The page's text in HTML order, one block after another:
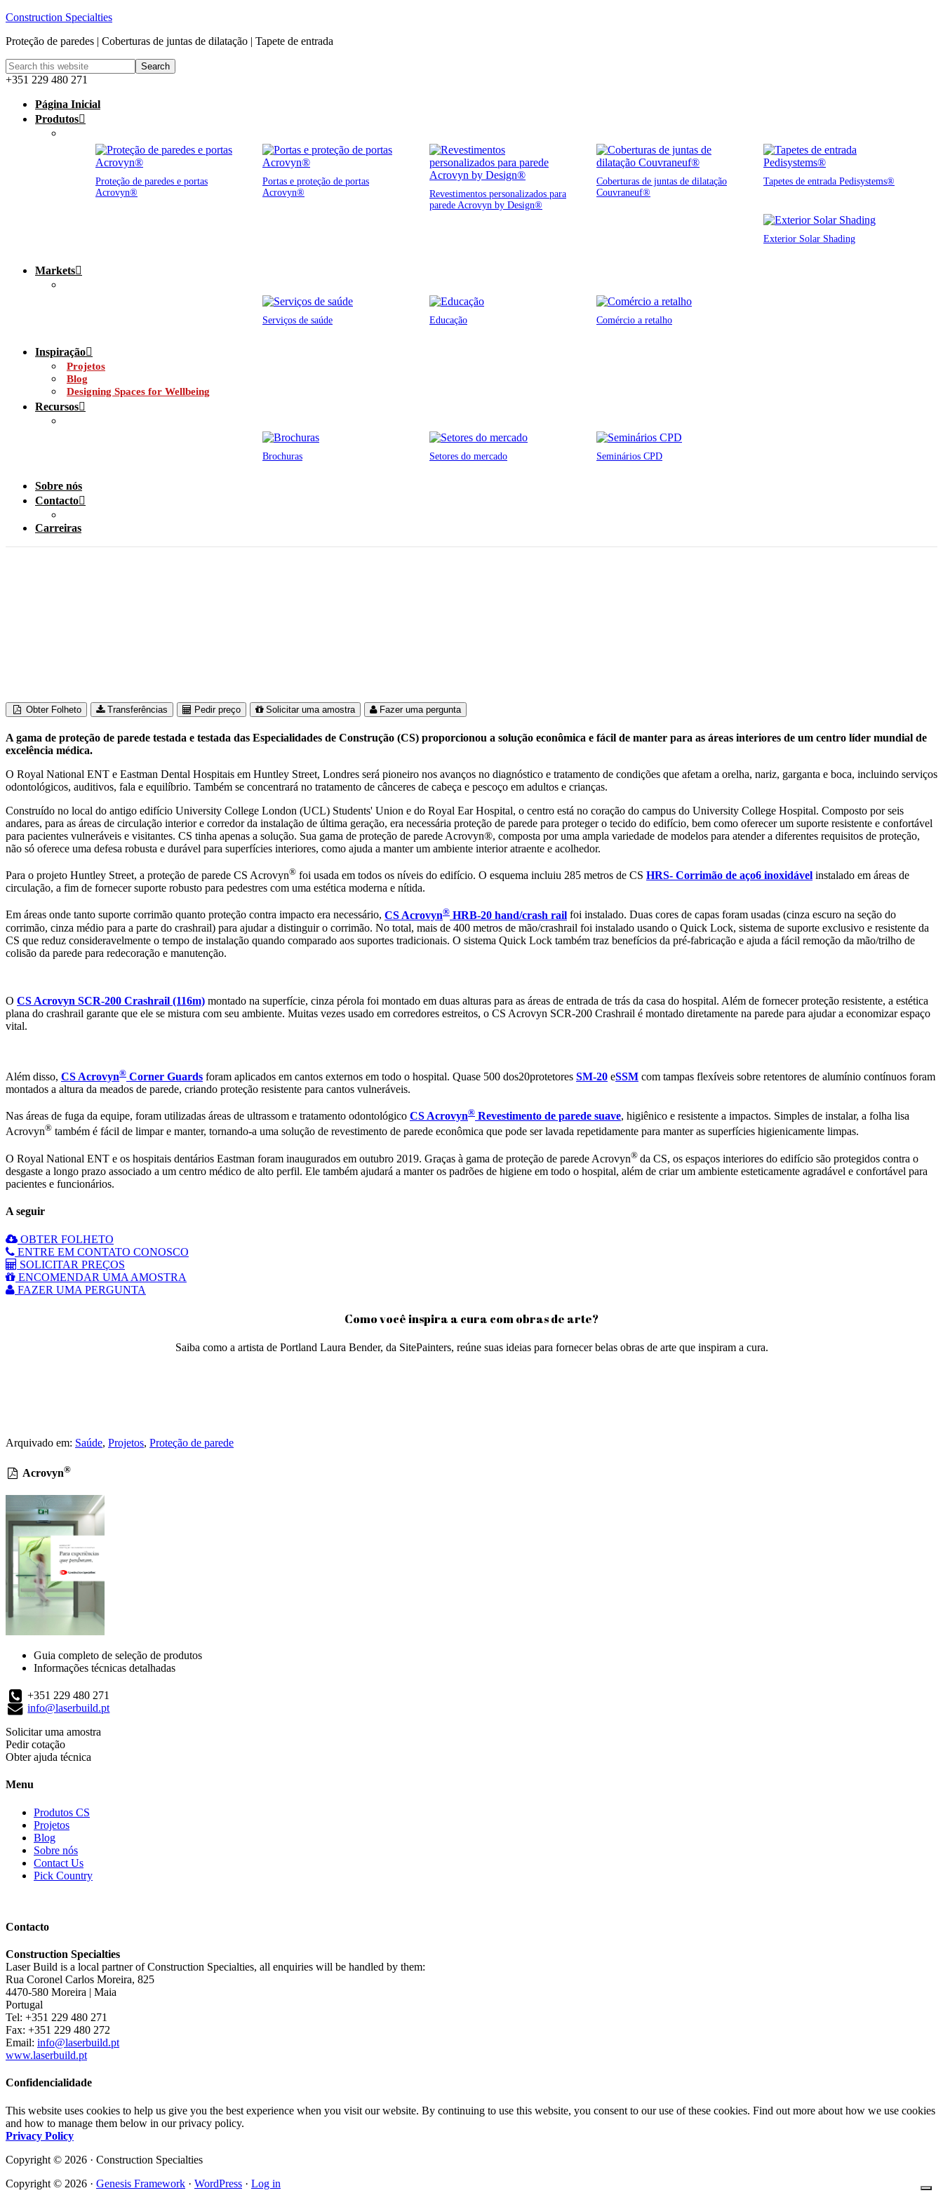
Construction Specialties
Proteção de paredes | Coberturas de juntas de dilatação | Tapete de entrada
+351 229 480 271
Página Inicial
Produtos
Proteção de paredes e portas
Acrovyn®
Portas e proteção de portas
Acrovyn®
Revestimentos personalizados para
parede Acrovyn by Design®
Coberturas de juntas de dilatação
Couvraneuf®
Tapetes de entrada Pedisystems®
Exterior Solar Shading
Markets
Serviços de saúde Educação Comércio a retalho
Inspiração
Projetos
Blog
Designing Spaces for Wellbeing
Recursos
Brochuras Setores do mercado Seminários CPD
Sobre nós
Contacto
Carreiras
Obter Folheto Transferências Pedir preço Solicitar uma amostra Fazer uma pergunta
A gama de proteção de parede testada e testada das Especialidades de Construção (CS) proporcionou a solução econômica e fácil de manter para as áreas interiores de um centro líder mundial de
excelência médica.
O Royal National ENT e Eastman Dental Hospitais em Huntley Street, Londres será pioneiro nos avanços no diagnóstico e tratamento de condições que afetam a orelha, nariz, garganta e boca, incluindo serviços
odontológicos, auditivos, fala e equilíbrio. Também se concentrará no tratamento de cânceres de cabeça e pescoço em adultos e crianças.
Construído no local do antigo edifício University College London (UCL) Students' Union e do Royal Ear Hospital, o centro está no coração do campus do University College Hospital. Composto por seis
andares, para as áreas de circulação interior e corredor da instalação de última geração, era necessária proteção de parede para proteger o tecido do edifício, bem como oferecer um suporte resistente e confortável
para pacientes vulneráveis e visitantes. CS tinha apenas a solução. Sua gama de proteção de parede Acrovyn®, composta por uma ampla variedade de modelos para atender a diferentes requisitos de proteção,
não só oferece uma defesa robusta e durável para superfícies interiores, como ajuda a manter um ambiente interior atraente e acolhedor.
Para o projeto Huntley Street, a proteção de parede CS Acrovyn® foi usada em todos os níveis do edifício. O esquema incluiu 285 metros de CS HRS- Corrimão de aço6 inoxidável instalado em áreas de
circulação, a fim de fornecer suporte robusto para pedestres com uma estética moderna e nítida.
Em áreas onde tanto suporte corrimão quanto proteção contra impacto era necessário, CS Acrovyn® HRB-20 hand/crash rail foi instalado. Duas cores de capas foram usadas (cinza escuro na seção do
corrimão, cinza médio para a parte do crashrail) para ajudar a distinguir o corrimão. No total, mais de 400 metros de mão/crashrail foi instalado usando o Quick Lock, sistema de suporte exclusivo e resistente da
CS que reduz consideravelmente o tempo de instalação quando comparado aos suportes tradicionais. O sistema Quick Lock também traz benefícios da pré-fabricação e ajuda a fácil remoção da mão/trilho de
colisão da parede para redecoração e manutenção.
O CS Acrovyn SCR-200 Crashrail (116m) montado na superfície, cinza pérola foi montado em duas alturas para as áreas de entrada de trás da casa do hospital. Além de fornecer proteção resistente, a estética
plana do crashrail garante que ele se mistura com seu ambiente. Muitas vezes usado em corredores estreitos, o CS Acrovyn SCR-200 Crashrail é montado diretamente na parede para ajudar a economizar espaço
vital.
Além disso, CS Acrovyn® Corner Guards foram aplicados em cantos externos em todo o hospital. Quase 500 dos20protetores SM-20 eSSM com tampas flexíveis sobre retentores de alumínio contínuos foram
montados a altura da meados de parede, criando proteção resistente para cantos vulneráveis.
Nas áreas de fuga da equipe, foram utilizadas áreas de ultrassom e tratamento odontológico CS Acrovyn® Revestimento de parede suave, higiênico e resistente a impactos. Simples de instalar, a folha lisa
Acrovyn® também é fácil de limpar e manter, tornando-a uma solução de revestimento de parede econômica que pode ser lavada repetidamente para manter as superfícies higienicamente limpas.
O Royal National ENT e os hospitais dentários Eastman foram inaugurados em outubro 2019. Graças à gama de proteção de parede Acrovyn® da CS, os espaços interiores do edifício são protegidos contra o
desgaste a longo prazo associado a um centro médico de alto perfil. Ele também ajudará a manter os padrões de higiene em todo o hospital, além de criar um ambiente esteticamente agradável e confortável para
pacientes e funcionários.
A seguir
OBTER FOLHETO
ENTRE EM CONTATO CONOSCO
SOLICITAR PREÇOS
ENCOMENDAR UMA AMOSTRA
FAZER UMA PERGUNTA
Como você inspira a cura com obras de arte?
Saiba como a artista de Portland Laura Bender, da SitePainters, reúne suas ideias para fornecer belas obras de arte que inspiram a cura.
Arquivado em: Saúde, Projetos, Proteção de parede
Acrovyn®
Guia completo de seleção de produtos
Informações técnicas detalhadas
+351 229 480 271
info@laserbuild.pt
Solicitar uma amostra
Pedir cotação
Obter ajuda técnica
Menu
Produtos CS
Projetos
Blog
Sobre nós
Contact Us
Pick Country
Contacto
Construction Specialties
Laser Build is a local partner of Construction Specialties, all enquiries will be handled by them:
Rua Coronel Carlos Moreira, 825
4470-580 Moreira | Maia
Portugal
Tel: +351 229 480 271
Fax: +351 229 480 272
Email: info@laserbuild.pt
www.laserbuild.pt
Confidencialidade
This website uses cookies to help us give you the best experience when you visit our website. By continuing to use this website, you consent to our use of these cookies. Find out more about how we use cookies
and how to manage them below in our privacy policy.
Privacy Policy
Copyright © 2026 · Construction Specialties
Copyright © 2026 · Genesis Framework · WordPress · Log in